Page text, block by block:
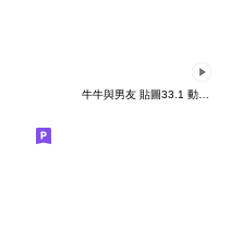
牛牛與男友 貼圖33.1 動態情侶男生版